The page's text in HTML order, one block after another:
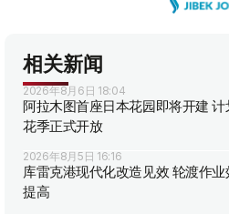
相关新闻
2026年8月6日 18:04
阿拉木图首座日本花园即将开建
花季正式开放
2026年8月5日 16:16
库雷克港现代化改造见效 轮渡作
提高